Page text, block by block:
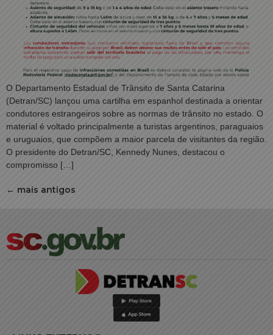
O Departamento Estadual de Trânsito de Santa Catarina
(Detran/SC) lançou uma cartilha em espanhol destinada a orientar
condutores estrangeiros sobre as normas de trânsito no estado. O
material é voltado principalmente a turistas argentinos, paraguaios
e uruguaios, que compõem a maior parcela de visitantes da região.
O presidente do Detran/SC, Kennedy Nunes, destacou o
compromisso […]
← mais antigos